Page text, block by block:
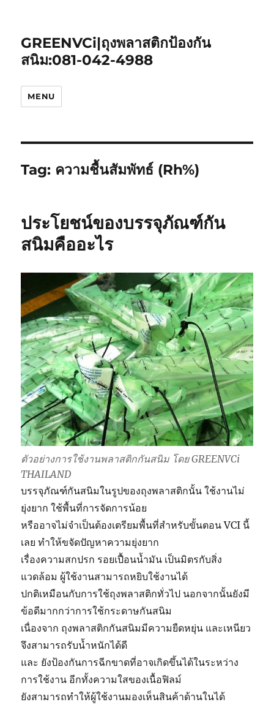
GREENVCi|ถุงพลาสติกป้องกัน
สนิม:081-042-4988
MENU
Tag: ความชื้นสัมพัทธ์ (Rh%)
ประโยชน์ของบรรจุภัณฑ์กัน
สนิมคืออะไร
ตัวอย่างการใช้งานพลาสติกกันสนิม โดย GREENVCi
THAILAND
บรรจุภัณฑ์กันสนิมในรูปของถุงพลาสติกนั้น ใช้งานไม่
ยุ่งยาก ใช้พื้นที่การจัดการน้อย
หรืออาจไม่จำเป็นต้องเตรียมพื้นที่สำหรับขั้นตอน VCI นี้
เลย ทำให้ขจัดปัญหาความยุ่งยาก
เรื่องความสกปรก รอยเปื้อนน้ำมัน เป็นมิตรกับสิ่ง
แวดล้อม ผู้ใช้งานสามารถหยิบใช้งานได้
ปกติเหมือนกับการใช้ถุงพลาสติกทั่วไป นอกจากนั้นยังมี
ข้อดีมากกว่าการใช้กระดาษกันสนิม
เนื่องจาก ถุงพลาสติกกันสนิมมีความยืดหยุ่น และเหนียว
จึงสามารถรับน้ำหนักได้ดี
และ ยังป้องกันการฉีกขาดที่อาจเกิดขึ้นได้ในระหว่าง
การใช้งาน อีกทั้งความใสของเนื้อฟิลม์
ยังสามารถทำให้ผู้ใช้งานมองเห็นสินค้าด้านในได้